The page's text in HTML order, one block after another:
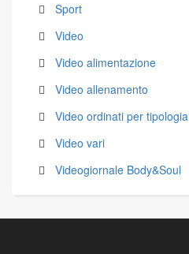
Sport
Video
Video alimentazione
Video allenamento
Video ordinati per tipologia
Video vari
Videogiornale Body&Soul